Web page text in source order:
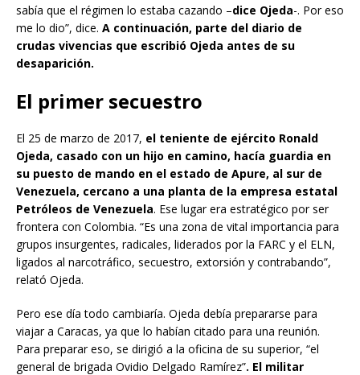
sabía que el régimen lo estaba cazando –dice Ojeda-. Por eso
me lo dio”, dice. A continuación, parte del diario de
crudas vivencias que escribió Ojeda antes de su
desaparición.
El primer secuestro
El 25 de marzo de 2017, el teniente de ejército Ronald
Ojeda, casado con un hijo en camino, hacía guardia en
su puesto de mando en el estado de Apure, al sur de
Venezuela, cercano a una planta de la empresa estatal
Petróleos de Venezuela. Ese lugar era estratégico por ser
frontera con Colombia. “Es una zona de vital importancia para
grupos insurgentes, radicales, liderados por la FARC y el ELN,
ligados al narcotráfico, secuestro, extorsión y contrabando”,
relató Ojeda.
Pero ese día todo cambiaría. Ojeda debía prepararse para
viajar a Caracas, ya que lo habían citado para una reunión.
Para preparar eso, se dirigió a la oficina de su superior, “el
general de brigada Ovidio Delgado Ramírez”. El militar